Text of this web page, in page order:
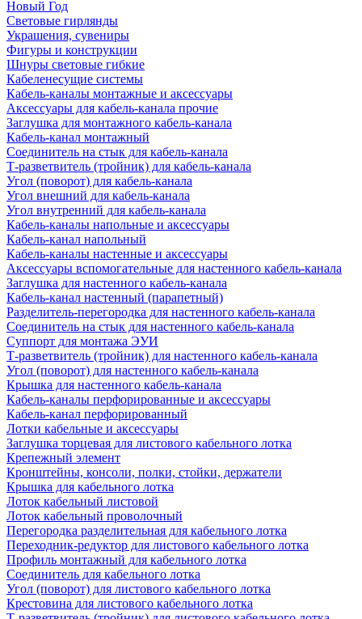
Новый Год
Световые гирлянды
Украшения, сувениры
Фигуры и конструкции
Шнуры световые гибкие
Кабеленесущие системы
Кабель-каналы монтажные и аксессуары
Аксессуары для кабель-канала прочие
Заглушка для монтажного кабель-канала
Кабель-канал монтажный
Соединитель на стык для кабель-канала
Т-разветвитель (тройник) для кабель-канала
Угол (поворот) для кабель-канала
Угол внешний для кабель-канала
Угол внутренний для кабель-канала
Кабель-каналы напольные и аксессуары
Кабель-канал напольный
Кабель-каналы настенные и аксессуары
Аксессуары вспомогательные для настенного кабель-канала
Заглушка для настенного кабель-канала
Кабель-канал настенный (парапетный)
Разделитель-перегородка для настенного кабель-канала
Соединитель на стык для настенного кабель-канала
Суппорт для монтажа ЭУИ
Т-разветвитель (тройник) для настенного кабель-канала
Угол (поворот) для настенного кабель-канала
Крышка для настенного кабель-канала
Кабель-каналы перфорированные и аксессуары
Кабель-канал перфорированный
Лотки кабельные и аксессуары
Заглушка торцевая для листового кабельного лотка
Крепежный элемент
Кронштейны, консоли, полки, стойки, держатели
Крышка для кабельного лотка
Лоток кабельный листовой
Лоток кабельный проволочный
Перегородка разделительная для кабельного лотка
Переходник-редуктор для листового кабельного лотка
Профиль монтажный для кабельного лотка
Соединитель для кабельного лотка
Угол (поворот) для листового кабельного лотка
Крестовина для листового кабельного лотка